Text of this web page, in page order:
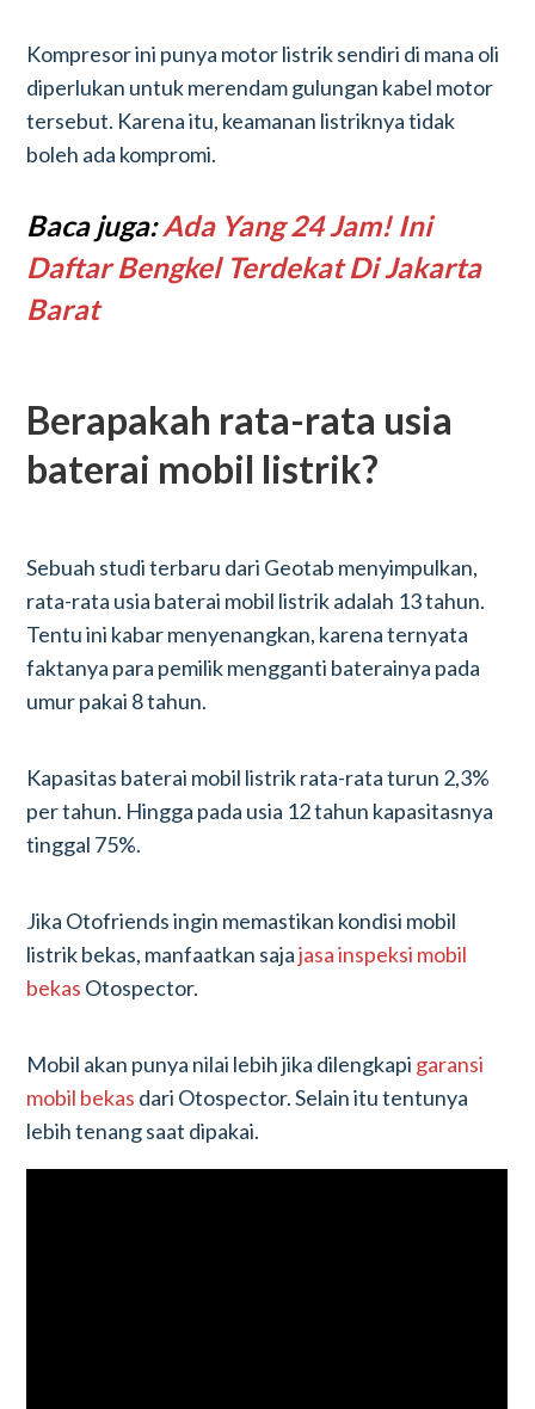
Kompresor ini punya motor listrik sendiri di mana oli
diperlukan untuk merendam gulungan kabel motor
tersebut. Karena itu, keamanan listriknya tidak
boleh ada kompromi.
Baca juga:Ada Yang 24 Jam! Ini
Daftar Bengkel Terdekat Di Jakarta
Barat
Berapakah rata-rata usia
baterai mobil listrik?
Sebuah studi terbaru dari Geotab menyimpulkan,
rata-rata usia baterai mobil listrik adalah 13 tahun.
Tentu ini kabar menyenangkan, karena ternyata
faktanya para pemilik mengganti baterainya pada
umur pakai 8 tahun.
Kapasitas baterai mobil listrik rata-rata turun 2,3%
per tahun. Hingga pada usia 12 tahun kapasitasnya
tinggal 75%.
Jika Otofriends ingin memastikan kondisi mobil
listrik bekas, manfaatkan sajajasa inspeksi mobil
bekas Otospector.
Mobil akan punya nilai lebih jika dilengkapi garansi
mobil bekas dari Otospector. Selain itu tentunya
lebih tenang saat dipakai.